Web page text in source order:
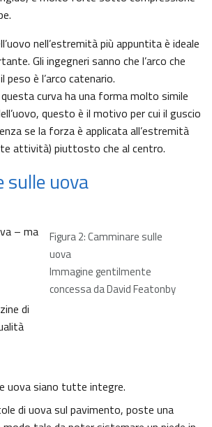
nell’estremità più appuntita è ideale
Gli ingegneri sanno che l’arco che
peso è l’arco catenario.
curva ha una forma molto simile
questo è il motivo per cui il guscio
se la forza è applicata all’estremità
attività) piuttosto che al centro.
sulle uova
Figura 2: Camminare sulle
uova
Immagine gentilmente
concessa da David Featonby
– ma
di
uova siano tutte integre.
di uova sul pavimento, poste una